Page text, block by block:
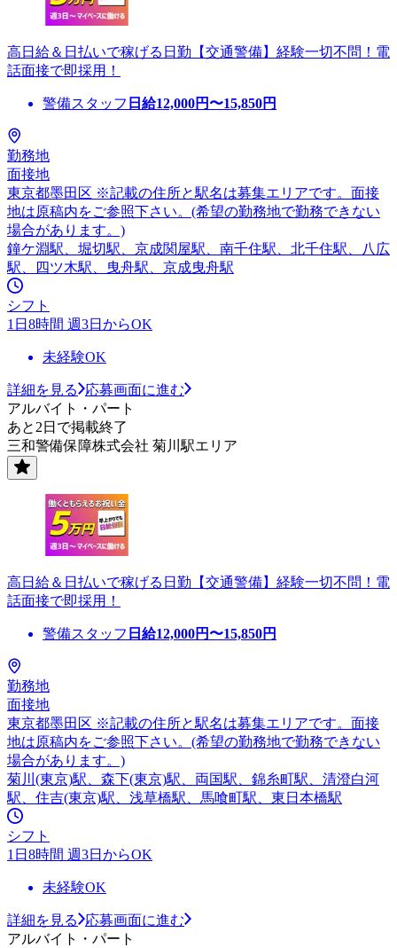
高日給＆日払いで稼げる日勤【交通警備】経験一切不問！電
話面接で即採用！
警備スタッフ 日給12,000円〜15,850円
勤務地
面接地
東京都墨田区 ※記載の住所と駅名は募集エリアです。面接
地は原稿内をご参照下さい。(希望の勤務地で勤務できない
場合があります。)
鐘ケ淵駅、堀切駅、京成関屋駅、南千住駅、北千住駅、八広
駅、四ツ木駅、曳舟駅、京成曳舟駅
シフト
1日8時間 週3日からOK
未経験OK
詳細を見る
応募画面に進む
アルバイト・パート
あと2日で掲載終了
三和警備保障株式会社 菊川駅エリア
高日給＆日払いで稼げる日勤【交通警備】経験一切不問！電
話面接で即採用！
警備スタッフ 日給12,000円〜15,850円
勤務地
面接地
東京都墨田区 ※記載の住所と駅名は募集エリアです。面接
地は原稿内をご参照下さい。(希望の勤務地で勤務できない
場合があります。)
菊川(東京)駅、森下(東京)駅、両国駅、錦糸町駅、清澄白河
駅、住吉(東京)駅、浅草橋駅、馬喰町駅、東日本橋駅
シフト
1日8時間 週3日からOK
未経験OK
詳細を見る
応募画面に進む
アルバイト・パート